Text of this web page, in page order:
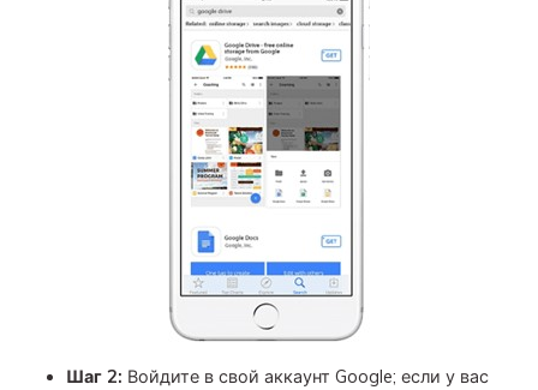
Шаг 2: Войдите в свой аккаунт Google; если у вас